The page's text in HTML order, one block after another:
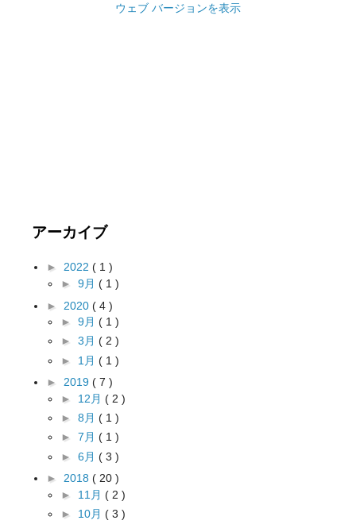
ウェブ バージョンを表示
アーカイブ
► 2022 ( 1 )
► 9月 ( 1 )
► 2020 ( 4 )
► 9月 ( 1 )
► 3月 ( 2 )
► 1月 ( 1 )
► 2019 ( 7 )
► 12月 ( 2 )
► 8月 ( 1 )
► 7月 ( 1 )
► 6月 ( 3 )
► 2018 ( 20 )
► 11月 ( 2 )
► 10月 ( 3 )